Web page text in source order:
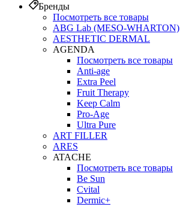
Бренды
Посмотреть все товары
ABG Lab (MESO-WHARTON)
AESTHETIC DERMAL
AGENDA
Посмотреть все товары
Anti-age
Extra Peel
Fruit Therapy
Keep Calm
Pro‑Age
Ultra Pure
ART FILLER
ARES
ATACHE
Посмотреть все товары
Be Sun
Cvital
Dermic+